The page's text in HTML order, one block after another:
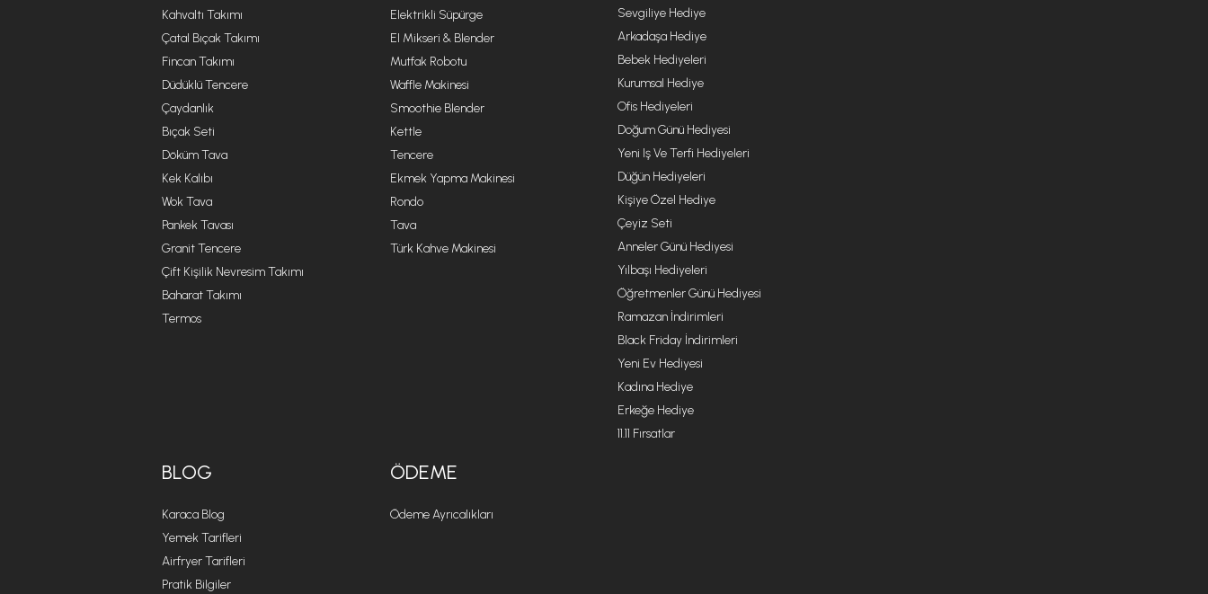
Kahvaltı Takımı
Çatal Bıçak Takımı
Fincan Takımı
Düdüklü Tencere
Çaydanlık
Bıçak Seti
Döküm Tava
Kek Kalıbı
Wok Tava
Pankek Tavası
Granit Tencere
Çift Kişilik Nevresim Takımı
Baharat Takımı
Termos
Elektrikli Süpürge
El Mikseri & Blender
Mutfak Robotu
Waffle Makinesi
Smoothie Blender
Kettle
Tencere
Ekmek Yapma Makinesi
Rondo
Tava
Türk Kahve Makinesi
Sevgiliye Hediye
Arkadaşa Hediye
Bebek Hediyeleri
Kurumsal Hediye
Ofis Hediyeleri
Doğum Günü Hediyesi
Yeni Iş Ve Terfi Hediyeleri
Düğün Hediyeleri
Kişiye Özel Hediye
Çeyiz Seti
Anneler Günü Hediyesi
Yılbaşı Hediyeleri
Öğretmenler Günü Hediyesi
Ramazan İndirimleri
Black Friday İndirimleri
Yeni Ev Hediyesi
Kadına Hediye
Erkeğe Hediye
11.11 Fırsatlar
BLOG
Karaca Blog
Yemek Tarifleri
Airfryer Tarifleri
Pratik Bilgiler
ÖDEME
Ödeme Ayrıcalıkları